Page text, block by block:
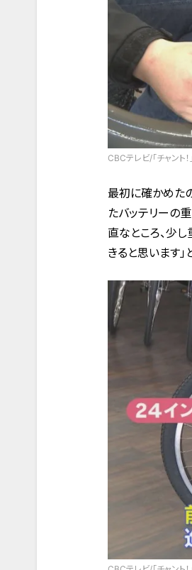
CBCテレビ/「チャント！」
最初に確かめた
たバッテリーの
直なところ、少
きると思います」